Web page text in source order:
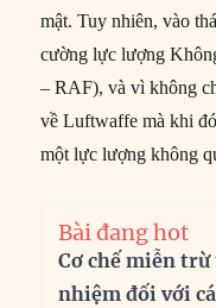
mật. Tuy nhiên, vào
cường lực lượng
– RAF), và vì không
về Luftwaffe mà khi
một lực lượng không
Bài đang hot
Cơ chế miễn
nhiệm đối với